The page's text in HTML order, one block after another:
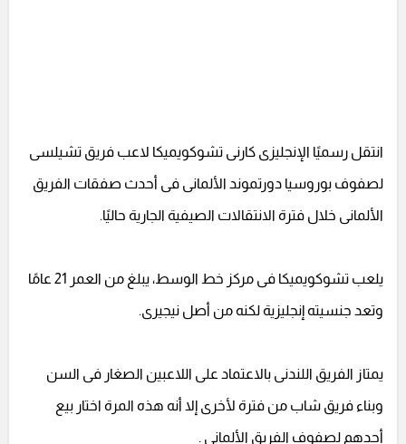
انتقل رسميًا الإنجليزى كارنى تشوكويميكا لاعب فريق تشيلسى
لصفوف بوروسيا دورتموند الألمانى فى أحدث صفقات الفريق
الألمانى خلال فترة الانتقالات الصيفية الجارية حاليًا.
يلعب تشوكويميكا فى مركز خط الوسط، يبلغ من العمر 21 عامًا
وتعد جنسيته إنجليزية لكنه من أصل نيجيرى.
يمتاز الفريق اللندنى بالاعتماد على اللاعبين الصغار فى السن
وبناء فريق شاب من فترة لأخرى إلا أنه هذه المرة اختار بيع
أحدهم لصفوف الفريق الألمانى .